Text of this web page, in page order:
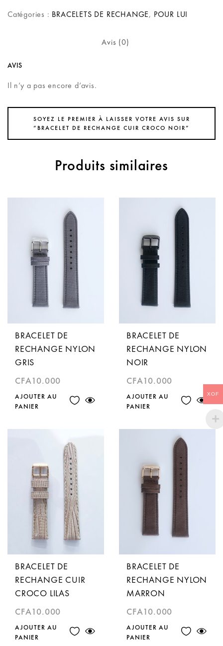
Catégories : BRACELETS DE RECHANGE, POUR LUI
Avis (0)
AVIS
Il n’y a pas encore d’avis.
SOYEZ LE PREMIER À LAISSER VOTRE AVIS SUR
“BRACELET DE RECHANGE CUIR CROCO NOIR”
Produits similaires
BRACELET DE
RECHANGE NYLON
GRIS
CFA10.000
AJOUTER AU
PANIER
BRACELET DE
RECHANGE NYLON
NOIR
CFA10.000
AJOUTER AU
PANIER
BRACELET DE
RECHANGE CUIR
CROCO LILAS
CFA10.000
AJOUTER AU
PANIER
BRACELET DE
RECHANGE NYLON
MARRON
CFA10.000
AJOUTER AU
PANIER
XOF